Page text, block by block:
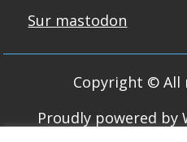
Sur mastodon
Copyright © All
Proudly powered by